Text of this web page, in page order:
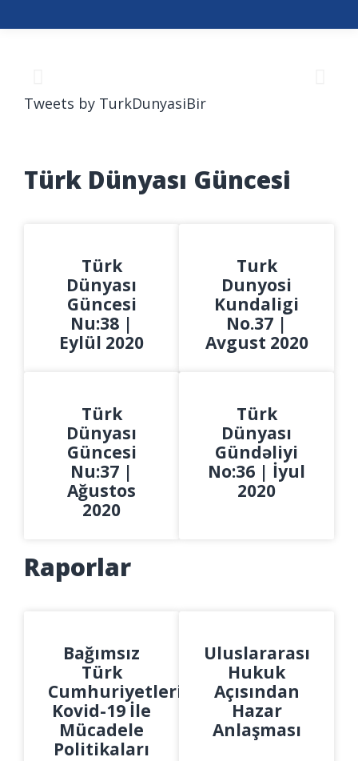
Tweets by TurkDunyasiBir
Türk Dünyası Güncesi
Türk
Dünyası
Güncesi
Nu:38 |
Eylül 2020
Turk
Dunyosi
Kundaligi
No.37 |
Avgust 2020
Türk
Dünyası
Güncesi
Nu:37 |
Ağustos
2020
Türk
Dünyası
Gündəliyi
No:36 | İyul
2020
Raporlar
Bağımsız
Türk
Cumhuriyetlerinin
Kovid-19 İle
Mücadele
Politikaları
Uluslararası
Hukuk
Açısından
Hazar
Anlaşması